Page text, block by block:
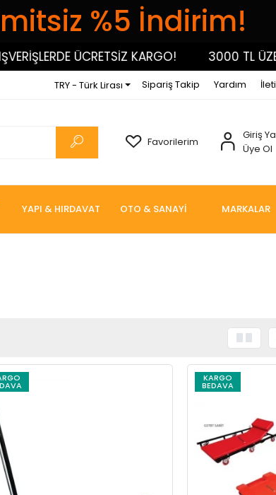
%5 İndirim!
ÜCRETSİZ KARGO! 3000 TL ÜZERİ
TRY - Türk Lirası Sipariş Takip Yardım
Favorilerim
Giriş
Üye Ol
YAPI & HIRDAVAT OTO & SANAYİ MARKALAR
KARGO
BEDAVA